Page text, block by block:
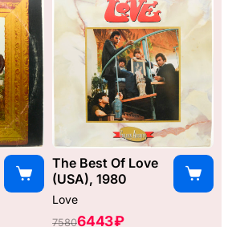
The Best Of Love
(USA), 1980
Love
75806443 ₽